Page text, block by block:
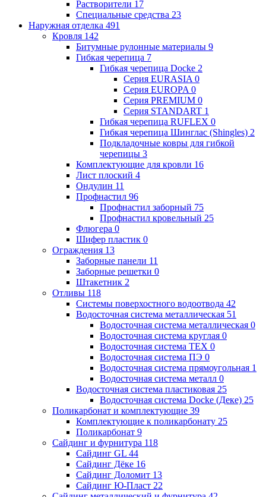
Растворители 17
Специальные средства 23
Наружная отделка 491
Кровля 142
Битумные рулонные материалы 9
Гибкая черепица 7
Гибкая черепица Docke 2
Серия EURASIA 0
Серия EUROPA 0
Серия PREMIUM 0
Серия STANDART 1
Гибкая черепица RUFLEX 0
Гибкая черепица Шинглас (Shingles) 2
Подкладочные ковры для гибкой
черепицы 3
Комплектующие для кровли 16
Лист плоский 4
Ондулин 11
Профнастил 96
Профнастил заборный 75
Профнастил кровельный 25
Флюгера 0
Шифер пластик 0
Ограждения 13
Заборные панели 11
Заборные решетки 0
Штакетник 2
Отливы 118
Системы поверхостного водоотвода 42
Водосточная система металлическая 51
Водосточная система металлическая 0
Водосточная система круглая 0
Водосточная система ТЕХ 0
Водосточная система ПЭ 0
Водосточная система прямоугольная 1
Водосточная система металл 0
Водосточная система пластиковая 25
Водосточная система Docke (Деке) 25
Поликарбонат и комплектующие 39
Комплектующие к поликарбонату 25
Поликарбонат 9
Сайдинг и фурнитура 118
Сайдинг GL 44
Сайдинг Дёке 16
Сайдинг Доломит 13
Сайдинг Ю-Пласт 22